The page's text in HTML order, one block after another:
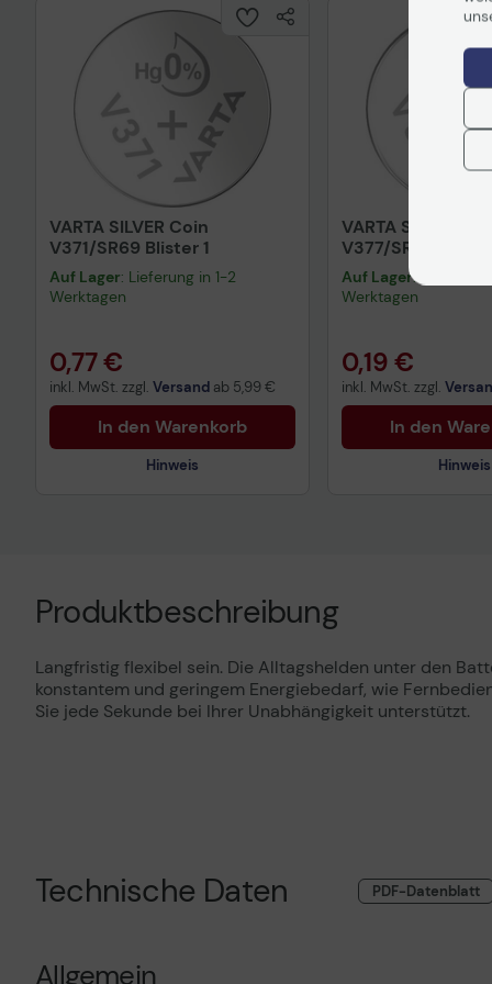
VARTA SILVER Coin
V371/SR69 Blister 1
Auf Lager: Lieferung in 1-2
Werktagen
0,77 €
inkl. MwSt. zzgl. Versand ab 5,99 €
In den Warenkorb
Hinweis
VARTA SILVER Coin
V377/SR66
Auf Lager: Lieferung
Werktagen
0,19 €
inkl. MwSt. zzgl.
In den
Hinweis
Produktbeschreibung
Langfristig flexibel sein. Die Alltagshelden unter den
konstantem und geringem Energiebedarf, wie
Sie jede Sekunde bei Ihrer Unabhängigkeit unterstützt.
Technische Daten PDF-Datenblatt
Allgemein